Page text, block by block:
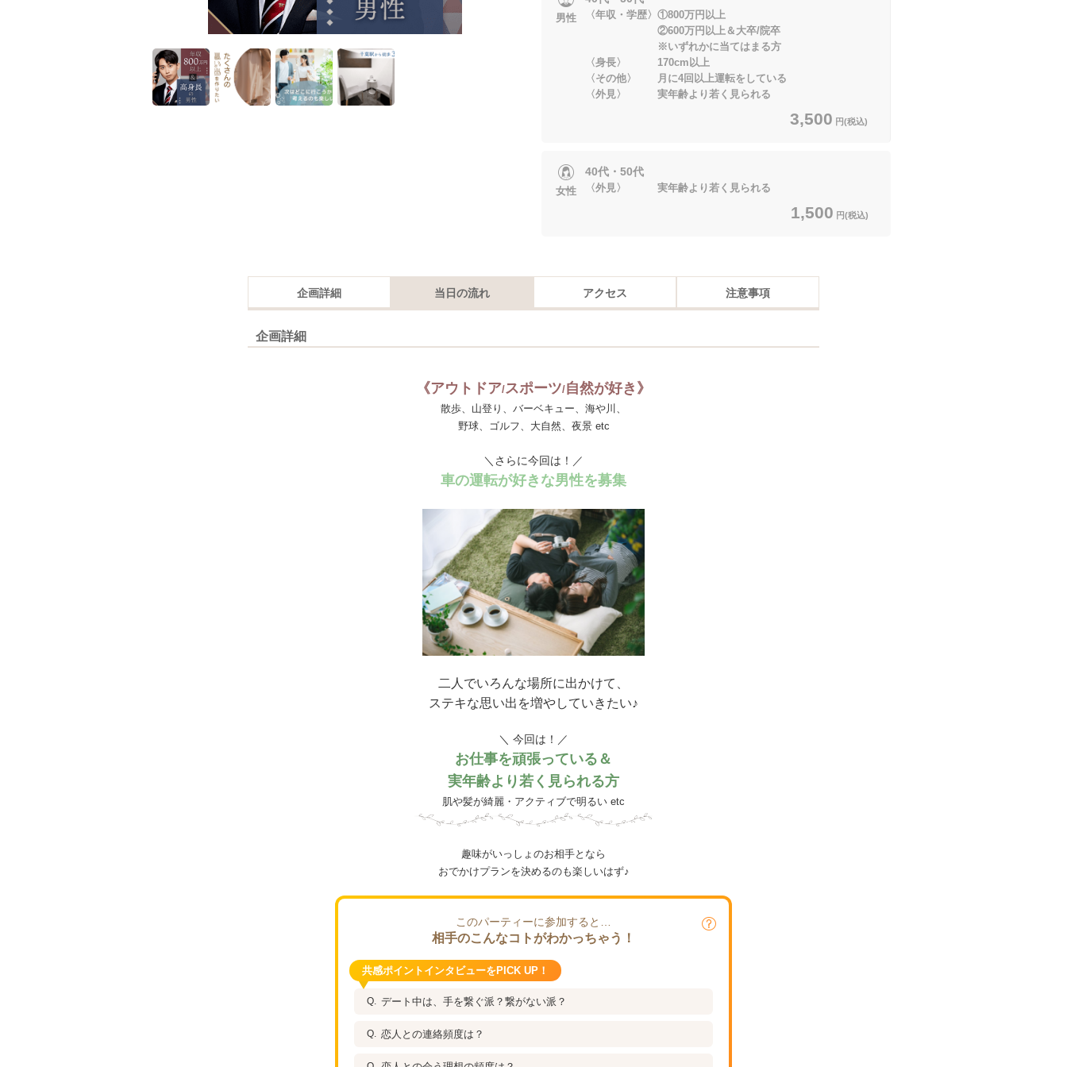
男性
〈年収・学歴〉①800万円以上
②600万円以上＆大卒/院卒
※いずれかに当てはまる方
〈身長〉 170cm以上
〈その他〉 月に4回以上運転をしている
〈外見〉 実年齢より若く見られる
3,500 円(税込)
女性
40代・50代
〈外見〉 実年齢より若く見られる
1,500 円(税込)
企画詳細 当日の流れ アクセス 注意事項
企画詳細
《アウトドア/スポーツ/自然が好き》
散歩、山登り、バーベキュー、海や川、
野球、ゴルフ、大自然、夜景 etc
＼さらに今回は！／
車の運転が好きな男性を募集
二人でいろんな場所に出かけて、
ステキな思い出を増やしていきたい♪
＼ 今回は！／
お仕事を頑張っている＆
実年齢より若く見られる方
肌や髪が綺麗・アクティブで明るい etc
趣味がいっしょのお相手となら
おでかけプランを決めるのも楽しいはず♪
このパーティーに参加すると…
相手のこんなコトがわかっちゃう！
共感ポイントインタビューをPICK UP！
デート中は、手を繋ぐ派？繋がない派？
恋人との連絡頻度は？